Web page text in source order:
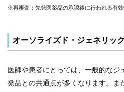
※再審査：先発医薬品の承認後に行われる有
オーソライズド・ジェネリッ
医師や患者にとっては、一般的なジ
発品との共通点が多くなります。ま